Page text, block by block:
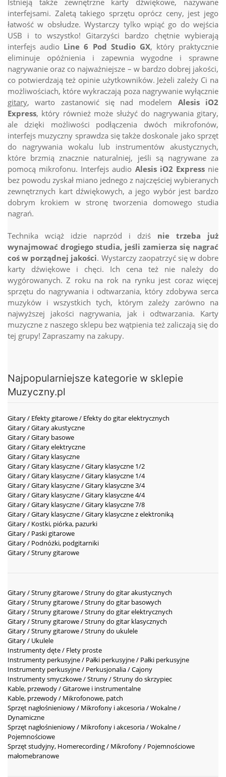
Istnieją także zewnętrzne karty dźwiękowe, nazywane
interfejsami. Zaletą takiego sprzętu oprócz ceny, jest jego
łatwość w obsłudze. Wystarczy tylko wpiąć go do wejścia
USB i to wszystko! Gitarzyści bardzo chętnie wybierają
interfejs audio Line 6 Pod Studio GX, który praktycznie
eliminuje opóźnienia i zapewnia wygodne i sprawne
nagrywanie oraz co najważniejsze – w bardzo dobrej jakości,
co potwierdzają też opinie użytkowników. Jeżeli zależy Ci na
możliwościach, które wykraczają poza nagrywanie wyłącznie
gitary, warto zastanowić się nad modelem Alesis iO2
Express, który również może służyć do nagrywania gitary,
ale dzięki możliwości podłączenia dwóch mikrofonów,
interfejs muzyczny sprawdza się także doskonale jako sprzęt
do nagrywania wokalu lub instrumentów akustycznych,
które brzmią znacznie naturalniej, jeśli są nagrywane za
pomocą mikrofonu. Interfejs audio Alesis iO2 Expressnie
bez powodu zyskał miano jednego z najczęściej wybieranych
zewnętrznych kart dźwiękowych, a jego wybór jest bardzo
dobrym krokiem w stronę tworzenia domowego studia
nagrań.
Technika wciąż idzie naprzód i dziś nie trzeba już
wynajmować drogiego studia, jeśli zamierza się nagrać
coś w porządnej jakości. Wystarczy zaopatrzyć się w dobre
karty dźwiękowe i chęci. Ich cena też nie należy do
wygórowanych. Z roku na rok na rynku jest coraz więcej
sprzętu do nagrywania i odtwarzania, który zdobywa serca
muzyków i wszystkich tych, którym zależy zarówno na
najwyższej jakości nagrywania, jak i odtwarzania. Karty
muzyczne z naszego sklepu bez wątpienia też zaliczają się do
tej grupy! Zapraszamy na zakupy.
Najpopularniejsze kategorie w sklepie
Muzyczny.pl
Gitary / Efekty gitarowe / Efekty do gitar elektrycznych
Gitary / Gitary akustyczne
Gitary / Gitary basowe
Gitary / Gitary elektryczne
Gitary / Gitary klasyczne
Gitary / Gitary klasyczne / Gitary klasyczne 1/2
Gitary / Gitary klasyczne / Gitary klasyczne 1/4
Gitary / Gitary klasyczne / Gitary klasyczne 3/4
Gitary / Gitary klasyczne / Gitary klasyczne 4/4
Gitary / Gitary klasyczne / Gitary klasyczne 7/8
Gitary / Gitary klasyczne / Gitary klasyczne z elektroniką
Gitary / Kostki, piórka, pazurki
Gitary / Paski gitarowe
Gitary / Podnóżki, podgitarniki
Gitary / Struny gitarowe
Gitary / Struny gitarowe / Struny do gitar akustycznych
Gitary / Struny gitarowe / Struny do gitar basowych
Gitary / Struny gitarowe / Struny do gitar elektrycznych
Gitary / Struny gitarowe / Struny do gitar klasycznych
Gitary / Struny gitarowe / Struny do ukulele
Gitary / Ukulele
Instrumenty dęte / Flety proste
Instrumenty perkusyjne / Pałki perkusyjne / Pałki perkusyjne
Instrumenty perkusyjne / Perkusjonalia / Cajony
Instrumenty smyczkowe / Struny / Struny do skrzypiec
Kable, przewody / Gitarowe i instrumentalne
Kable, przewody / Mikrofonowe, patch
Sprzęt nagłośnieniowy / Mikrofony i akcesoria / Wokalne /
Dynamiczne
Sprzęt nagłośnieniowy / Mikrofony i akcesoria / Wokalne /
Pojemnościowe
Sprzęt studyjny, Homerecording / Mikrofony / Pojemnościowe
małomebranowe